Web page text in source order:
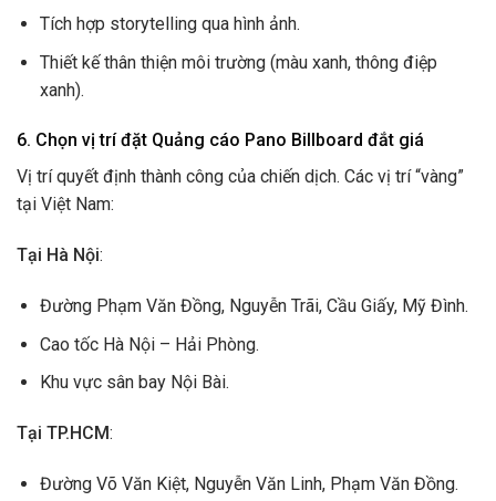
Tích hợp storytelling qua hình ảnh.
Thiết kế thân thiện môi trường (màu xanh, thông điệp
xanh).
6. Chọn vị trí đặt Quảng cáo Pano Billboard đắt giá
Vị trí quyết định thành công của chiến dịch. Các vị trí “vàng”
tại Việt Nam:
Tại Hà Nội:
Đường Phạm Văn Đồng, Nguyễn Trãi, Cầu Giấy, Mỹ Đình.
Cao tốc Hà Nội – Hải Phòng.
Khu vực sân bay Nội Bài.
Tại TP.HCM:
Đường Võ Văn Kiệt, Nguyễn Văn Linh, Phạm Văn Đồng.